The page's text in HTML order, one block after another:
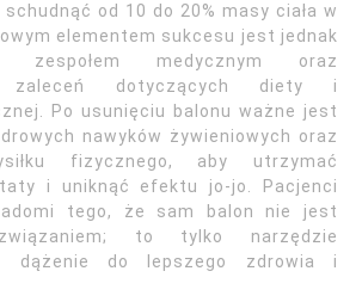
od 10 do 20% masy ciała w
elementem sukcesu jest jednak
zespołem medycznym oraz
zaleceń dotyczących diety i
Po usunięciu balonu ważne jest
nawyków żywieniowych oraz
fizycznego, aby utrzymać
i uniknąć efektu jo-jo. Pacjenci
tego, że sam balon nie jest
to tylko narzędzie
dążenie do lepszego zdrowia i